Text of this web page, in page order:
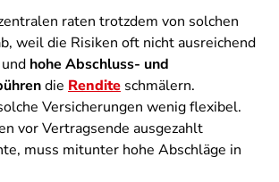
raten trotzdem von solchen
weil die Risiken oft nicht ausreichend
hohe Abschluss- und
die Rendite schmälern.
Versicherungen wenig flexibel.
vor Vertragsende ausgezahlt
muss mitunter hohe Abschläge in